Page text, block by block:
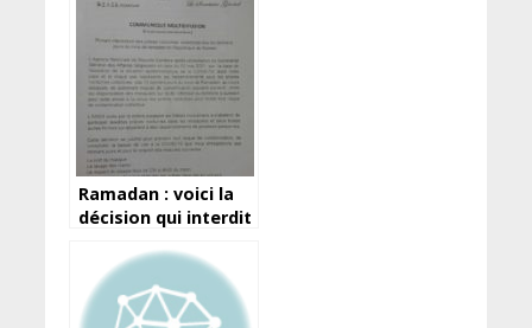
Ramadan : voici la
décision qui interdit
nocturnes des dix
derniers jours en
Guinée…